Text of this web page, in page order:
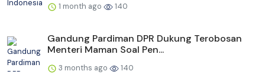
1 month ago 140
Gandung Pardiman DPR Dukung Terobosan
Menteri Maman Soal Pen...
3 months ago 140